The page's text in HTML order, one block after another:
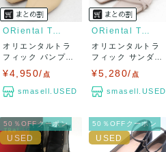
ORiental Traffic
オリエンタルトラ
フィック パンプス
¥4,950/ 点
smasell.USED
ORiental Traffic
オリエンタルトラ
フィック サンダル
¥5,280/ 点
smasell.USED
50％OFFクーポン 50％OFFクーポン